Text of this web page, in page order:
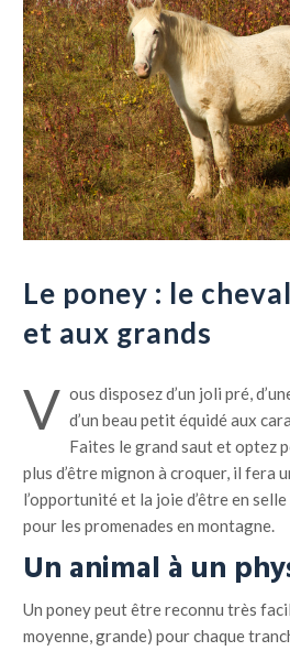
Le poney : le
et aux grands
V ous disposez d’un joli pré,
d’un beau petit équidé aux
Faites le grand saut et optez
plus d’être mignon à croquer, il fera
l’opportunité et la joie d’être en
pour les promenades en montagne.
Un animal à un
Un poney peut être reconnu très
moyenne, grande) pour chaque